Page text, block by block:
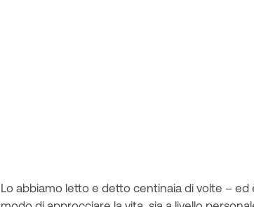
Lo abbiamo letto e detto centinaia di volte –